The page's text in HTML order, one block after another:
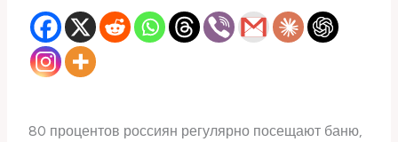
80 процентов россиян регулярно посещают баню,